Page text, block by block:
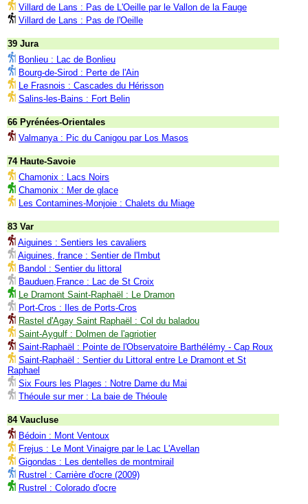
Villard de Lans : Pas de L'Oeille par le Vallon de la Fauge
Villard de Lans : Pas de l'Oeille
39 Jura
Bonlieu : Lac de Bonlieu
Bourg-de-Sirod : Perte de l'Ain
Le Frasnois : Cascades du Hérisson
Salins-les-Bains : Fort Belin
66 Pyrénées-Orientales
Valmanya : Pic du Canigou par Los Masos
74 Haute-Savoie
Chamonix : Lacs Noirs
Chamonix : Mer de glace
Les Contamines-Monjoie : Chalets du Miage
83 Var
Aiguines : Sentiers les cavaliers
Aiguines, france : Sentier de l'Imbut
Bandol : Sentier du littoral
Bauduen,France : Lac de St Croix
Le Dramont Saint-Raphaël : Le Dramon
Port-Cros : Iles de Ports-Cros
Rastel d'Agay Saint Raphaël : Col du baladou
Saint-Aygulf : Dolmen de l'agriotier
Saint-Raphaël : Pointe de l'Observatoire Barthélémy - Cap Roux
Saint-Raphaël : Sentier du Littoral entre Le Dramont et St
Raphael
Six Fours les Plages : Notre Dame du Mai
Théoule sur mer : La baie de Théoule
84 Vaucluse
Bédoin : Mont Ventoux
Frejus : Le Mont Vinaigre par le Lac L'Avellan
Gigondas : Les dentelles de montmirail
Rustrel : Carrière d'ocre (2009)
Rustrel : Colorado d'ocre